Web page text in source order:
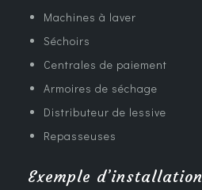
Machines à laver
Séchoirs
Centrales de paiement
Armoires de séchage
Distributeur de lessive
Repasseuses
Exemple d’installation